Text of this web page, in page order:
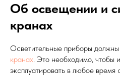
Об освещении и
кранах
Осветительные приборы
кранах. Это необходимо, чтобы
эксплуатировать в любое время